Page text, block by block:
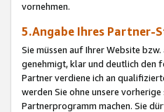
vornehmen.
5.Angabe Ihres Partner-
Sie müssen auf Ihrer Website
genehmigt, klar und deutlich den
Partner verdiene ich an
werden Sie ohne unsere
Partnerprogramm machen. Sie